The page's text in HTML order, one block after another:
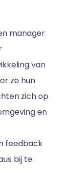
manager
van
ze hun
zich op
en
feedback
bij te